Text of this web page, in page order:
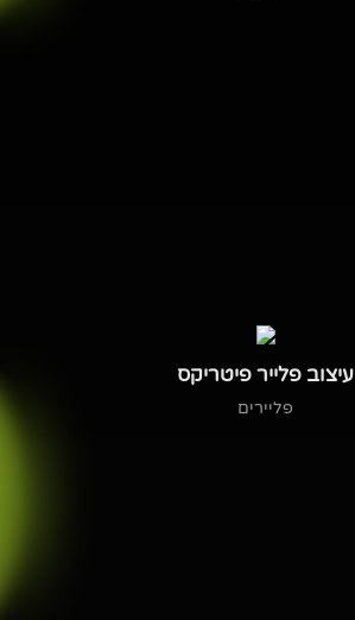
עיצוב פלייר פיטריקס
פליירים